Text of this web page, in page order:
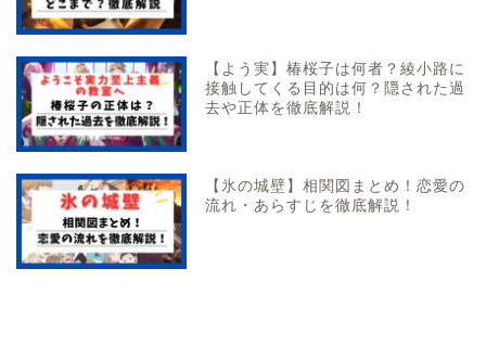
【よう実】椿桜子は何者？綾小路に
接触してくる目的は何？隠された過
去や正体を徹底解説！
【氷の城壁】相関図まとめ！恋愛の
流れ・あらすじを徹底解説！